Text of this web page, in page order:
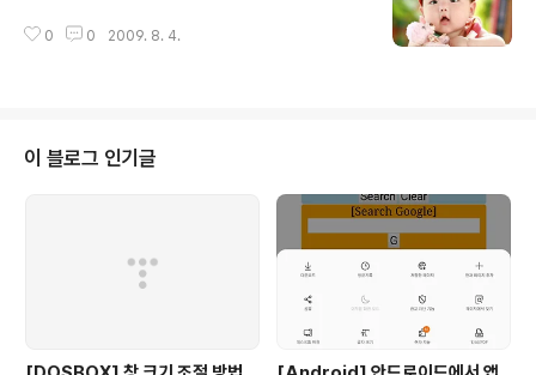
0 0 2009. 8. 4.
이 블로그 인기글